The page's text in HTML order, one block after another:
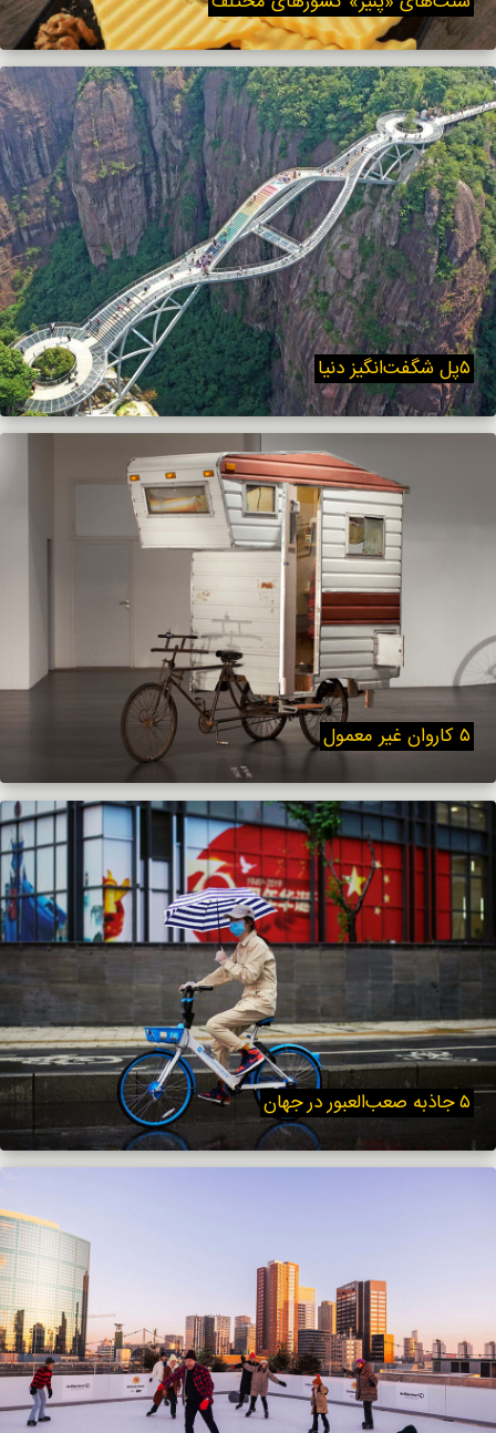
۵پل شگفت‌انگیز دنیا
۵ کاروان غیر معمول
۵ جاذبه صعب‌العبور در جهان